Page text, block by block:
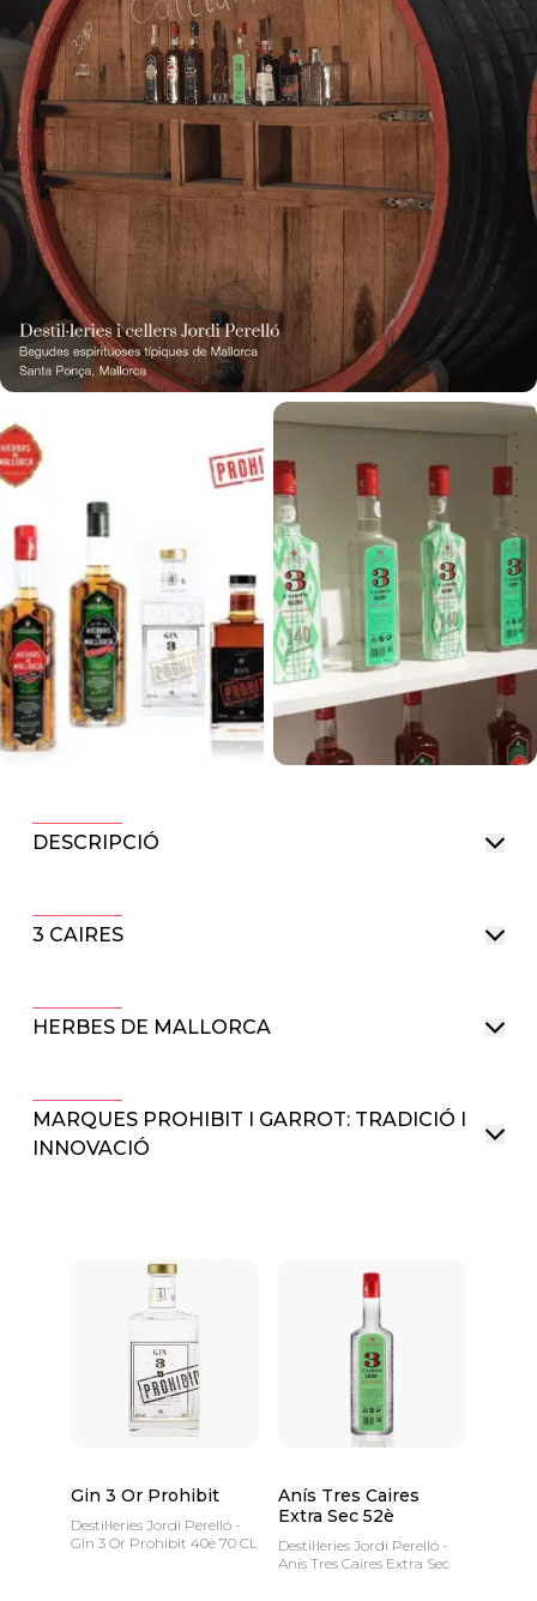
DESCRIPCIÓ
3 CAIRES
HERBES DE MALLORCA
MARQUES PROHIBIT I GARROT: TRADICIÓ I
INNOVACIÓ
Gin 3 Or Prohibit
Destil·leries Jordi Perelló -
Gin 3 Or Prohibit 40è 70 CL
Anís Tres Caires
Extra Sec 52è
Destil·leries Jordi Perelló -
Anís Tres Caires Extra Sec